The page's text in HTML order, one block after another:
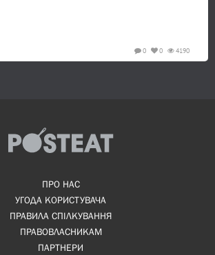
4190
0
0
ПРО НАС
УГОДА КОРИСТУВАЧА
ПРАВИЛА СПІЛКУВАННЯ
ПРАВОВЛАСНИКАМ
ПАРТНЕРИ